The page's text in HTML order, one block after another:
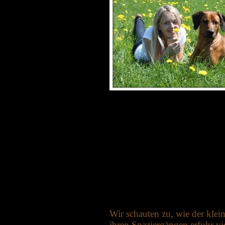
Wir schauten zu, wie der